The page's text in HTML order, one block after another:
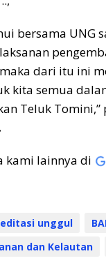
bersama UNG
dari itu ini
kita semua
Teluk Tomini,”
kami lainnya di
unggul
dan Kelautan